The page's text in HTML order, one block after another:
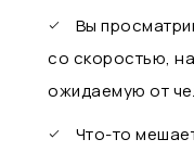
Вы
со скоростью,
ожидаемую от
Что-то